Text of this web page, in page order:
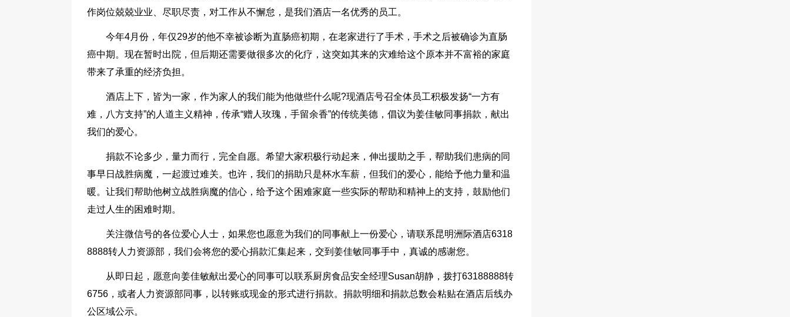
作岗位兢兢业业、尽职尽责，对工作从不懈怠，是我们酒店一名优秀的员工。
今年4月份，年仅29岁的他不幸被诊断为直肠癌初期，在老家进行了手术，手术之后被确诊为直肠
癌中期。现在暂时出院，但后期还需要做很多次的化疗，这突如其来的灾难给这个原本并不富裕的家庭
带来了承重的经济负担。
酒店上下，皆为一家，作为家人的我们能为他做些什么呢?现酒店号召全体员工积极发扬“一方有
难，八方支持”的人道主义精神，传承“赠人玫瑰，手留余香”的传统美德，倡议为姜佳敏同事捐款，献出
我们的爱心。
捐款不论多少，量力而行，完全自愿。希望大家积极行动起来，伸出援助之手，帮助我们患病的同
事早日战胜病魔，一起渡过难关。也许，我们的捐助只是杯水车薪，但我们的爱心，能给予他力量和温
暖。让我们帮助他树立战胜病魔的信心，给予这个困难家庭一些实际的帮助和精神上的支持，鼓励他们
走过人生的困难时期。
关注微信号的各位爱心人士，如果您也愿意为我们的同事献上一份爱心，请联系昆明洲际酒店6318
8888转人力资源部，我们会将您的爱心捐款汇集起来，交到姜佳敏同事手中，真诚的感谢您。
从即日起，愿意向姜佳敏献出爱心的同事可以联系厨房食品安全经理Susan胡静，拨打63188888转
6756，或者人力资源部同事，以转账或现金的形式进行捐款。捐款明细和捐款总数会粘贴在酒店后线办
公区域公示。